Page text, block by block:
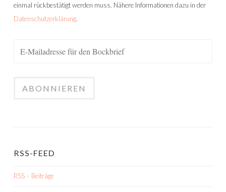
einmal rückbestätigt werden muss. Nähere Informationen dazu in der
Datenschutzerklärung.
RSS-FEED
RSS – Beiträge